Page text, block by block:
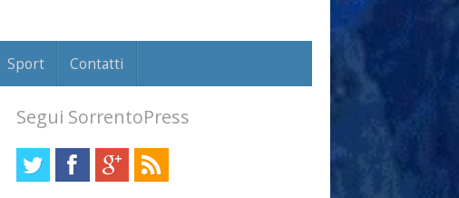
Sport Contatti
Segui SorrentoPress